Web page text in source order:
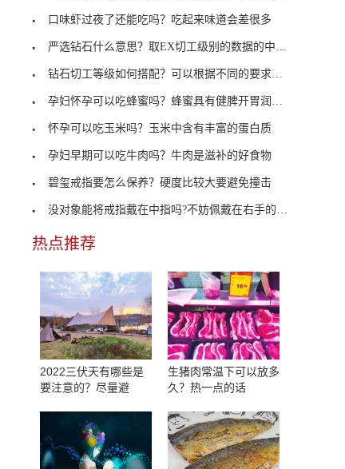
口味虾过夜了还能吃吗？吃起来味道会差很多
严选钻石什么意思？取EX切工级别的数据的中间值
钻石切工等级如何搭配？可以根据不同的要求来选
孕妇怀孕可以吃蜂蜜吗？蜂蜜具有健脾开胃润肠通便功
怀孕可以吃玉米吗？玉米中含有丰富的蛋白质
孕妇早期可以吃牛肉吗？牛肉是滋补的好食物
碧玺戒指要怎么保养？硬度比较大要避免撞击
没对象能将戒指戴在中指吗?不妨佩戴在右手的食指
热点推荐
2022三伏天有哪些是
要注意的？尽量避
生猪肉常温下可以放多
久？热一点的话